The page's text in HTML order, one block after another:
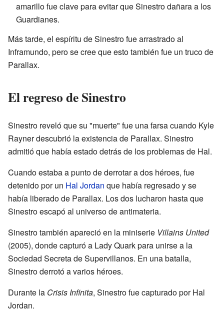
amarillo fue clave para evitar que Sinestro dañara a los
Guardianes.
Más tarde, el espíritu de Sinestro fue arrastrado al
Inframundo, pero se cree que esto también fue un truco de
Parallax.
El regreso de Sinestro
Sinestro reveló que su "muerte" fue una farsa cuando Kyle
Rayner descubrió la existencia de Parallax. Sinestro
admitió que había estado detrás de los problemas de Hal.
Cuando estaba a punto de derrotar a dos héroes, fue
detenido por un Hal Jordan que había regresado y se
había liberado de Parallax. Los dos lucharon hasta que
Sinestro escapó al universo de antimateria.
Sinestro también apareció en la miniserie Villains United
(2005), donde capturó a Lady Quark para unirse a la
Sociedad Secreta de Supervillanos. En una batalla,
Sinestro derrotó a varios héroes.
Durante la Crisis Infinita, Sinestro fue capturado por Hal
Jordan.